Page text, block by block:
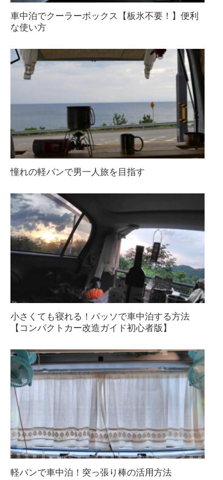
車中泊でクーラーボックス【板氷不要！】便利
な使い方
憧れの軽バンで男一人旅を目指す
小さくても寝れる！パッソで車中泊する方法
【コンパクトカー改造ガイド初心者版】
軽バンで車中泊！突っ張り棒の活用方法